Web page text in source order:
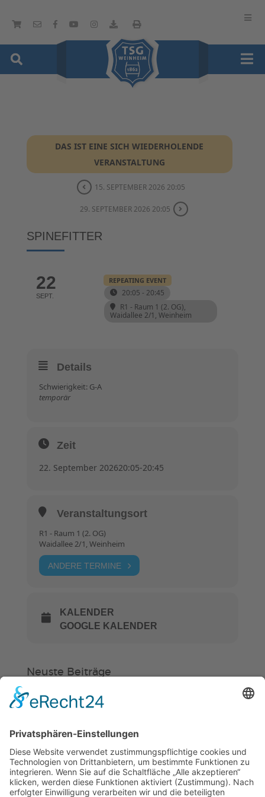
DAS IST EINE SICH WIEDERHOLENDE
VERANSTALTUNG
15. SEPTEMBER 2026 20:05
29. SEPTEMBER 2026 20:05
SPINEFITTER
22
SEPT.
REPEATING EVENT
20:05 - 20:45
R1 - Raum 1 (2. OG),
Waidallee 2/1, Weinheim
Details
Schwierigkeit: G-A
temporär
Zeit
22. September 202620:05-20:45
Veranstaltungsort
R1 - Raum 1 (2. OG)
Waidallee 2/1, Weinheim
ANDERE TERMINE
KALENDER
GOOGLE KALENDER
Neuste Beiträge
Verein
ab 13 Uhr geschlossen
„Am Ende bekommt jeder ein
Schwimmabzeichen“